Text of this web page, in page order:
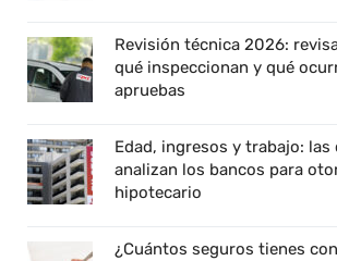
Revisión técnica 2026:
qué inspeccionan y qué
apruebas
Edad, ingresos y trabajo: las
analizan los bancos para
hipotecario
¿Cuántos seguros tienes